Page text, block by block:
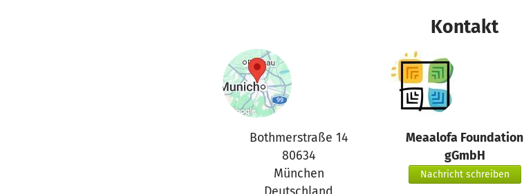
Kontakt
Bothmerstraße 14
80634
München
Meaalofa Foundation
gGmbH
Nachricht schreiben